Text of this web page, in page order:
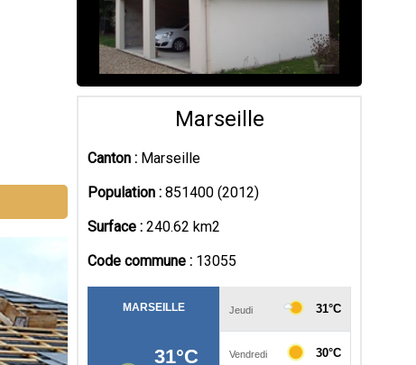
Marseille
Canton : Marseille
Population : 851400 (2012)
Surface : 240.62 km2
Code commune : 13055